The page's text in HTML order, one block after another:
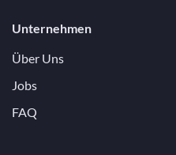
Unternehmen
Über Uns
Jobs
FAQ